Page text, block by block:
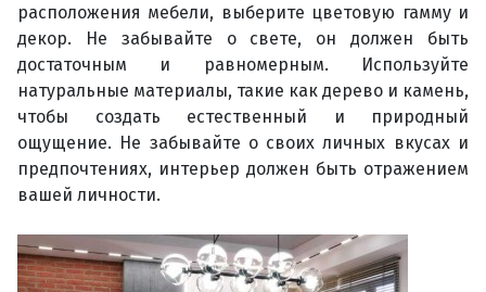
расположения мебели, выберите цветовую гамму и
декор. Не забывайте о свете, он должен быть
достаточным и равномерным. Используйте
натуральные материалы, такие как дерево и камень,
чтобы создать естественный и природный
ощущение. Не забывайте о своих личных вкусах и
предпочтениях, интерьер должен быть отражением
вашей личности.